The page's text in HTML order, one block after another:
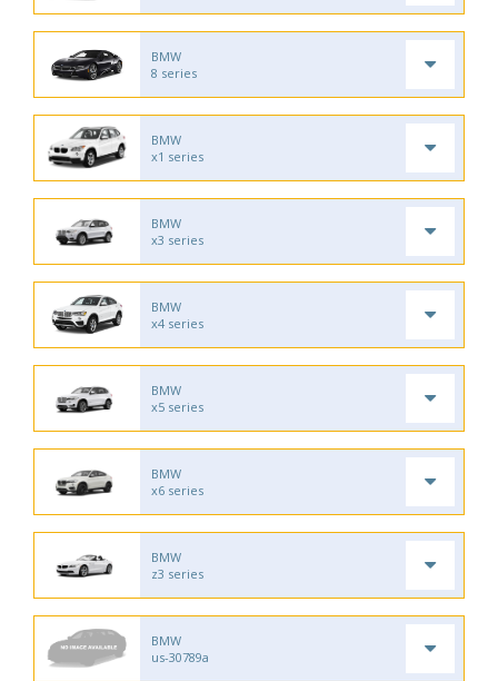
BMW
8 series
BMW
x1 series
BMW
x3 series
BMW
x4 series
BMW
x5 series
BMW
x6 series
BMW
z3 series
BMW
us-30789a